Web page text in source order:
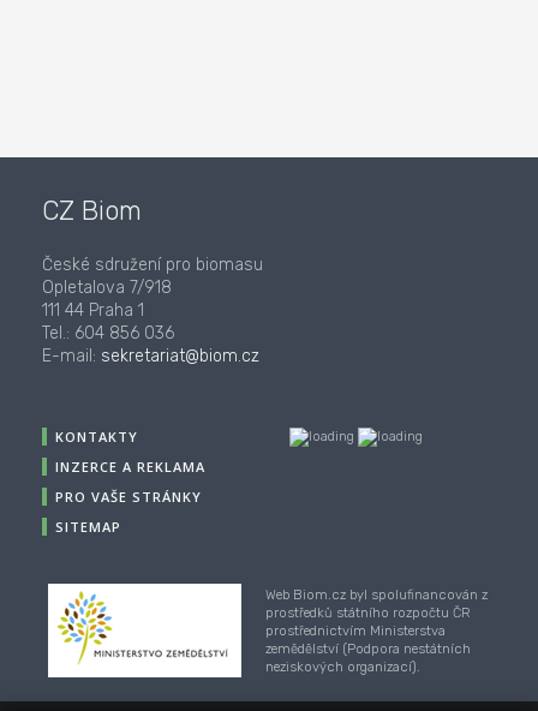
CZ Biom
České sdružení pro biomasu
Opletalova 7/918
111 44 Praha 1
Tel.: 604 856 036
E-mail: sekretariat@biom.cz
KONTAKTY
INZERCE A REKLAMA
PRO VAŠE STRÁNKY
SITEMAP
Web Biom.cz byl spolufinancován z
prostředků státního rozpočtu ČR
prostřednictvím Ministerstva
zemědělství (Podpora nestátních
neziskových organizací).